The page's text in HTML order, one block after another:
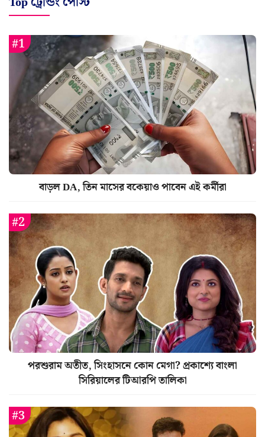
বাড়ল DA, তিন মাসের বকেয়াও পাবেন এই কর্মীরা
পরশুরাম অতীত, সিংহাসনে কোন মেগা? প্রকাশ্যে বাংলা
সিরিয়ালের টিআরপি তালিকা